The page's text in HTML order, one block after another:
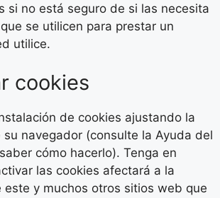
si no está seguro de si las necesita
se utilicen para prestar un
utilice.
cookies
de cookies ajustando la
navegador (consulte la Ayuda del
cómo hacerlo). Tenga en
las cookies afectará a la
y muchos otros sitios web que